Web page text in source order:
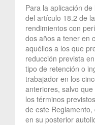
Para la aplicación
del artículo 18.2 de
rendimientos con
dos años a tener en
aquéllos a los que
reducción prevista
tipo de retención o
trabajador en los
anteriores, salvo
los términos
de este
en su posterior